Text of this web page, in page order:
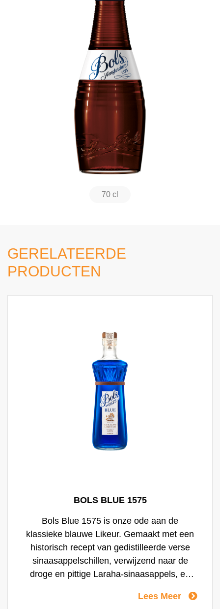
70 cl
GERELATEERDE
PRODUCTEN
BOLS BLUE 1575
Bols Blue 1575 is onze ode aan de
klassieke blauwe Likeur. Gemaakt met een
historisch recept van gedistilleerde verse
sinaasappelschillen, verwijzend naar de
droge en pittige Laraha-sinaasappels, en
Deze ruminfusie, bereid in onze
Lees Meer